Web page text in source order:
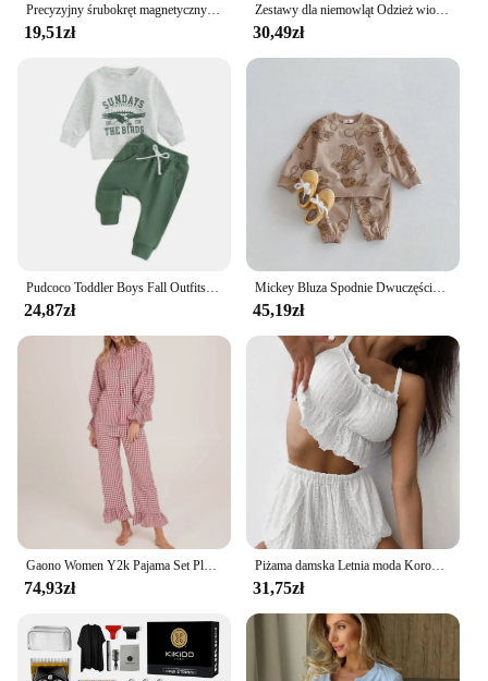
19,51zł
Zestawy dla niemowląt Odzież wiosenna dla dzieci Koreańska odzież dziecięca Nowość 2024 Koszula Topy Okrągły kołnierzyk Prosta moda w paski
30,49zł
24,87zł
Mickey Bluza Spodnie Dwuczęściowy Zestaw Dla Chłopca Ubrania Jesień Dzieci Bluza Z Długim Rękawem Kombinezon Maluch Luźne Dresy Disney
45,19zł
74,93zł
Piżama damska Letnia moda Koronkowe wykończenia Ruffle Hem U-Neck Spaghetti Strap Cable Textured Cami + Casual Home Shorts Set Sleepwear
31,75zł